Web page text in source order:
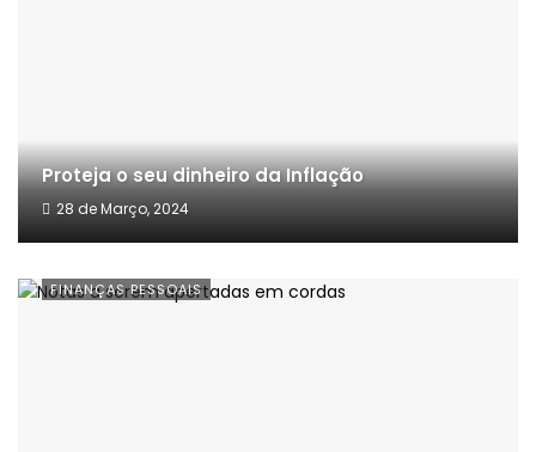
Proteja o seu dinheiro da Inflação
28 de Março, 2024
FINANÇAS PESSOAIS